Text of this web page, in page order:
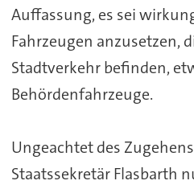
Auffassung, es sei
Fahrzeugen anzusetzen,
Stadtverkehr befinden,
Behördenfahrzeuge.
Ungeachtet des
Staatssekretär Flasbarth